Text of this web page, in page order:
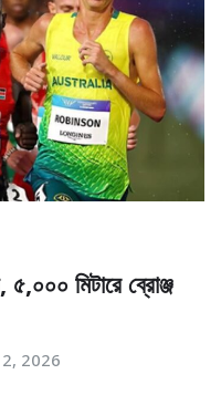
মিটারে ব্রোঞ্জ
2026